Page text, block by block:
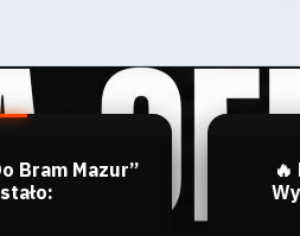
Bram Mazur”